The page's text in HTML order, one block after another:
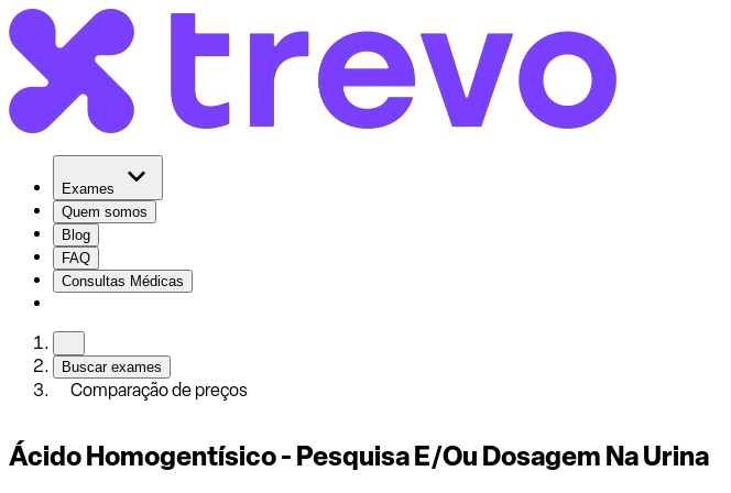
Exames
Quem somos
Blog
FAQ
Consultas Médicas
Buscar exames
Comparação de preços
Ácido Homogentísico - Pesquisa E/Ou Dosagem Na Urina